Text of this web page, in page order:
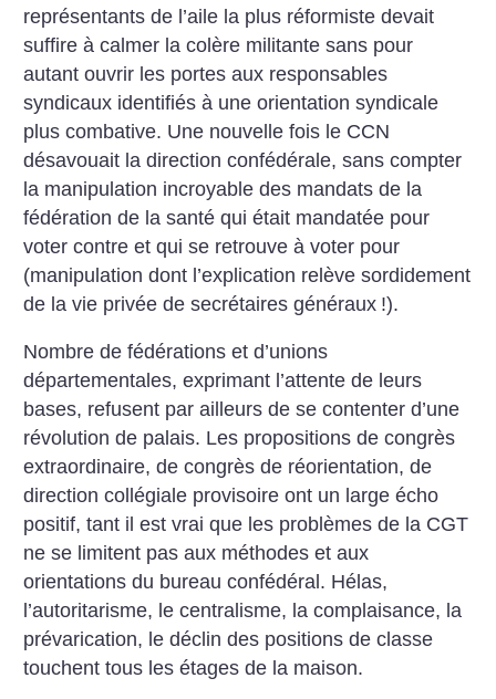
représentants de l’aile la plus réformiste devait
suffire à calmer la colère militante sans pour
autant ouvrir les portes aux responsables
syndicaux identifiés à une orientation syndicale
plus combative. Une nouvelle fois le CCN
désavouait la direction confédérale, sans compter
la manipulation incroyable des mandats de la
fédération de la santé qui était mandatée pour
voter contre et qui se retrouve à voter pour
(manipulation dont l’explication relève sordidement
de la vie privée de secrétaires généraux !).
Nombre de fédérations et ­d’unions
départementales, exprimant l’attente de leurs
bases, refusent par ailleurs de se contenter d’une
révolution de palais. Les propositions de congrès
extraordinaire, de congrès de réorientation, de
direction collégiale provisoire ont un large écho
positif, tant il est vrai que les problèmes de la CGT
ne se limitent pas aux méthodes et aux
orientations du bureau confédéral. Hélas,
l’autoritarisme, le centralisme, la complaisance, la
prévarication, le déclin des positions de classe
touchent tous les étages de la maison.